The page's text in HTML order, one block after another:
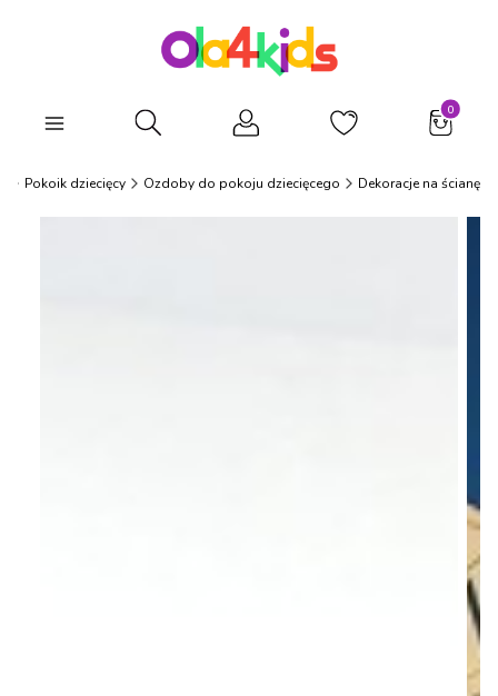
Otwórz wyszukiwarkę
Pokoik dziecięcy Ozdoby do pokoju dziecięcego Dekoracje na ścianę